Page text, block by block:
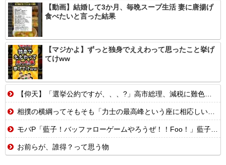
【動画】結婚して3か月、毎晩スープ生活 妻に唐揚げ
食べたいと言った結果
【マジかよ】ずっと独身でええわって思ったこと挙げ
てけww
【仰天】「選挙公約ですが、、、?」高市総理、減税に難色を示し続ける玉木代表らを「煽りまくるwwwww」
相撲の横綱ってそもそも「力士の最高峰という座に相応しいかどうか」で決めるべきであって横綱に相応しい者がいないなら別に不在でもいいはずだよな
モバP「藍子！バッファローゲームやろうぜ！！Foo！」藍子「いいですよ。そのかわり」
お前らが、誰得？って思う物